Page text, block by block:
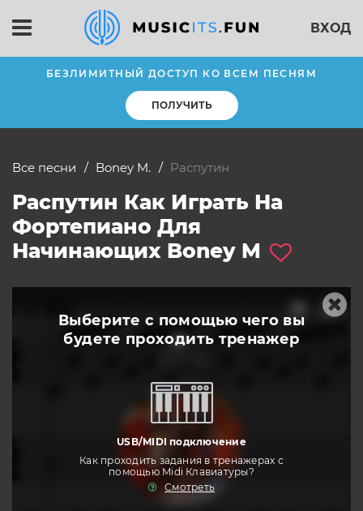
ВХОД
БЕЗЛИМИТНЫЙ ДОСТУП КО ВСЕМ ПЕСНЯМ
ПОЛУЧИТЬ
Все песни Boney M. Распутин
Распутин Как Играть На
Фортепиано Для
Начинающих Boney M
Выберите с помощью чего вы
будете проходить тренажер
USB/MIDI подключение
Как проходить задания в тренажерах с
помощью Midi Клавиатуры?
Смотреть